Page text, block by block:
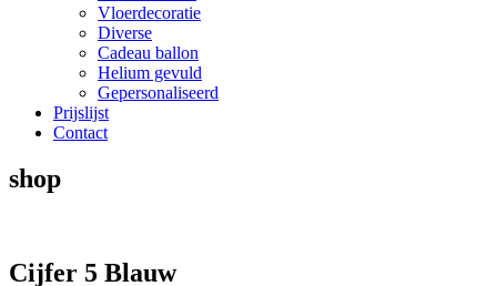
Vloerdecoratie
Diverse
Cadeau ballon
Helium gevuld
Gepersonaliseerd
Prijslijst
Contact
shop
Cijfer 5 Blauw